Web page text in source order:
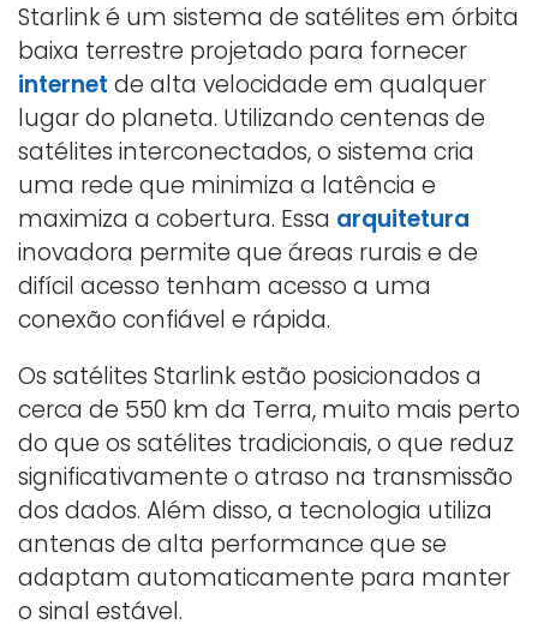
Starlink é um sistema de satélites em órbita
baixa terrestre projetado para fornecer
internet de alta velocidade em qualquer
lugar do planeta. Utilizando centenas de
satélites interconectados, o sistema cria
uma rede que minimiza a latência e
maximiza a cobertura. Essa arquitetura
inovadora permite que áreas rurais e de
difícil acesso tenham acesso a uma
conexão confiável e rápida.
Os satélites Starlink estão posicionados a
cerca de 550 km da Terra, muito mais perto
do que os satélites tradicionais, o que reduz
significativamente o atraso na transmissão
dos dados. Além disso, a tecnologia utiliza
antenas de alta performance que se
adaptam automaticamente para manter
o sinal estável.